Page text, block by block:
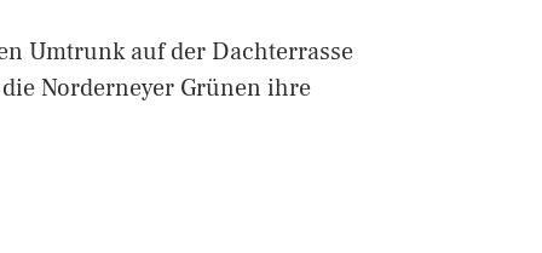
Umtrunk auf der Dachterrasse
Norderneyer Grünen ihre